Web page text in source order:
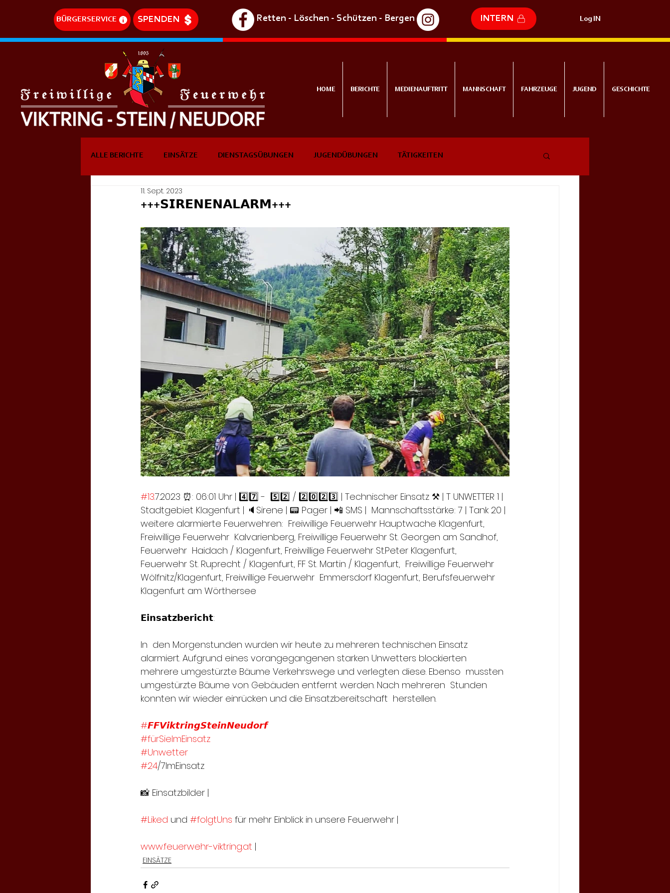
BÜRGERSERVICE SPENDEN Retten - Löschen - Schützen - Bergen INTERN Log IN
ALLE BERICHTE EINSÄTZE DIENSTAGSÜBUNGEN JUGENDÜBUNGEN TÄTIGKEITEN
DREHLEITEREINSÄTZE
+++𝗦𝗜𝗥𝗘𝗡𝗘𝗡𝗔𝗟𝗔𝗥𝗠+++
11. Sept. 2023
#13.7.2023 ⏰: 06:01 Uhr | 4️⃣7️⃣ -  5️⃣2️⃣ / 2️⃣0️⃣2️⃣3️⃣ | Technischer Einsatz ⚒ | T UNWETTER 1 |
Stadtgebiet Klagenfurt | 🔈Sirene | 📟 Pager | 📲 SMS |  Mannschaftsstärke: 7 | Tank 20 |
weitere alarmierte Feuerwehren:  Freiwillige Feuerwehr Hauptwache Klagenfurt,
Freiwillige Feuerwehr  Kalvarienberg, Freiwillige Feuerwehr St. Georgen am Sandhof,
Feuerwehr  Haidach / Klagenfurt, Freiwillige Feuerwehr St.Peter Klagenfurt,
Feuerwehr St. Ruprecht / Klagenfurt, FF St. Martin / Klagenfurt,  Freiwillige Feuerwehr
Wölfnitz/Klagenfurt, Freiwillige Feuerwehr  Emmersdorf Klagenfurt, Berufsfeuerwehr
Klagenfurt am Wörthersee
𝗘𝗶𝗻𝘀𝗮𝘁𝘇𝗯𝗲𝗿𝗶𝗰𝗵𝘁:
In  den Morgenstunden wurden wir heute zu mehreren technischen Einsatz
alarmiert. Aufgrund eines vorangegangenen starken Unwetters blockierten
mehrere umgestürzte Bäume Verkehrswege und verlegten diese. Ebenso  mussten
umgestürzte Bäume von Gebäuden entfernt werden. Nach mehreren  Stunden
konnten wir wieder einrücken und die Einsatzbereitschaft  herstellen.
#𝙁𝙁𝙑𝙞𝙠𝙩𝙧𝙞𝙣𝙜𝙎𝙩𝙚𝙞𝙣𝙉𝙚𝙪𝙙𝙤𝙧𝙛
#fürSieImEinsatz
#Unwetter
#24/7ImEinsatz
📸 Einsatzbilder |
#Liked und #folgtUns für mehr Einblick in unsere Feuerwehr |
www.feuerwehr-viktring.at |
EINSÄTZE
HOME BERICHTE MEDIENAUFTRITT MANNSCHAFT FAHRZEUGE JUGEND GESCHICHTE